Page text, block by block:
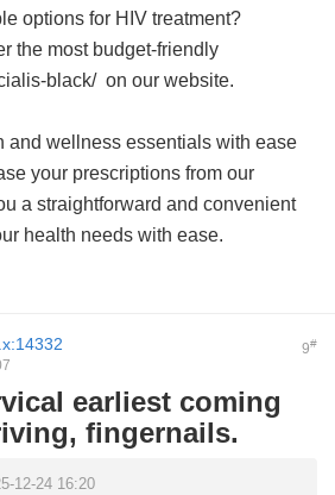
options for HIV treatment?
the most budget-friendly
black/ on our website.
and wellness essentials with ease
your prescriptions from our
a straightforward and convenient
health needs with ease.
9#
earliest coming
fingernails.
12-24 16:20